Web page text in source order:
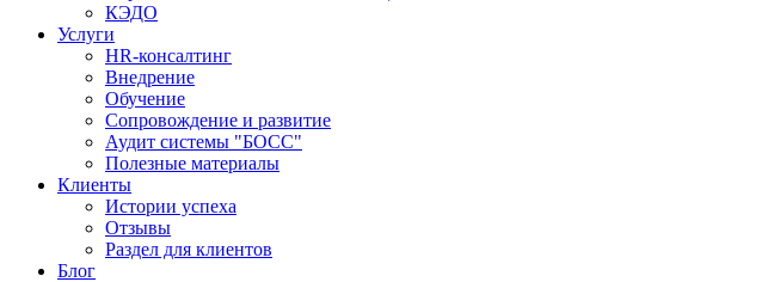
КЭДО
Услуги
HR-консалтинг
Внедрение
Обучение
Сопровождение и развитие
Аудит системы "БОСС"
Полезные материалы
Клиенты
Истории успеха
Отзывы
Раздел для клиентов
Блог